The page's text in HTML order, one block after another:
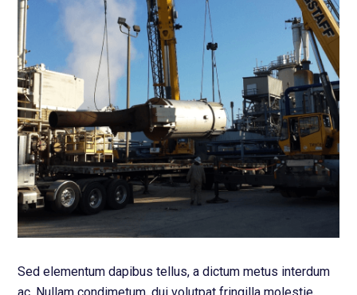
Sed elementum dapibus tellus, a dictum metus interdum
ac. Nullam condimetum, dui volutpat fringilla molestie,